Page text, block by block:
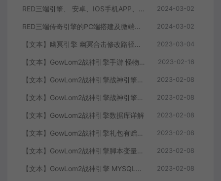
RED三端引擎、 安卓、IOS手机APP、列表修改、及微端的搭建方法-特约制作 2024-03-02
RED三端传奇引擎的PC端搭建及微端服务器搭建教程 2024-03-02
【文本】幽冥引擎 幽冥合击修改路径大全 部分注释介绍 2023-03-04
【文本】GowLom2战神引擎手游 怪物部分攻击代码 2023-02-16
【文本】GowLom2战神引擎战神引擎复古传奇 玩家属性 2023-02-08
【文本】GowLom2战神引擎战神引擎DB表mir库 详细介绍 2023-02-08
【文本】GowLom2战神引擎数据库详解 2023-02-08
【文本】GowLom2战神引擎礼包有赠字修改掉 可以丢弃 2023-02-08
【文本】GowLom2战神引擎脚本变量大全 2023-02-08
【文本】GowLom2战神引擎 MYSQL安装时出现问题（The service already exists） 2023-02-08